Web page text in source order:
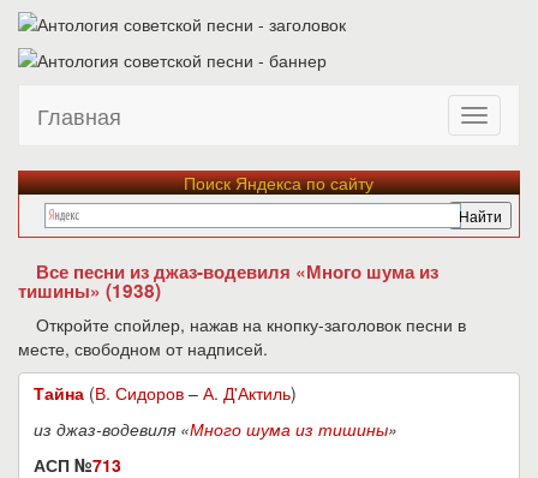
Главная
Поиск Яндекса по сайту
Все песни из джаз-водевиля «Много шума из
тишины» (1938)
Откройте спойлер, нажав на кнопку-заголовок песни в
месте, свободном от надписей.
Тайна (В. Сидоров – А. Д'Актиль)
из джаз-водевиля «Много шума из тишины»
АСП №713